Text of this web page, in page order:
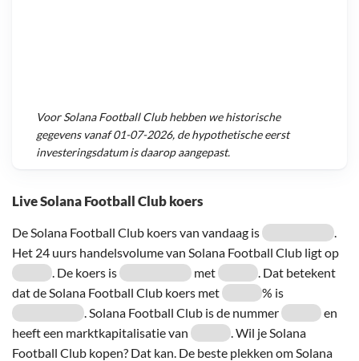
Live Solana Football Club koers
De Solana Football Club koers van vandaag is
.
Het 24 uurs handelsvolume van Solana Football Club ligt op
. De koers is
met
. Dat betekent
dat de Solana Football Club koers met
% is
. Solana Football Club is de nummer
en
heeft een marktkapitalisatie van
. Wil je Solana
Football Club kopen? Dat kan. De beste plekken om Solana
VoorSolana Football Clubhebben we historische
gegevens vanaf01-07-2026, de hypothetische eerst
investeringsdatum is daarop aangepast.